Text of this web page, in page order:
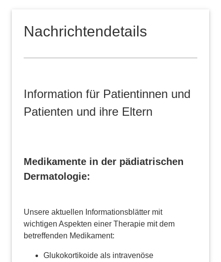
Nachrichtendetails
Information für Patientinnen und
Patienten und ihre Eltern
Medikamente in der pädiatrischen
Dermatologie:
Unsere aktuellen Informationsblätter mit
wichtigen Aspekten einer Therapie mit dem
betreffenden Medikament:
Glukokortikoide als intravenöse